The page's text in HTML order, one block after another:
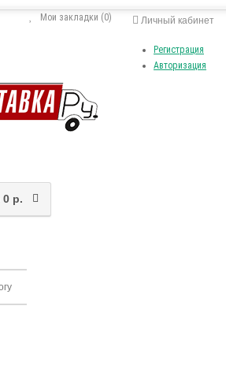
Личный кабинет
Регистрация
Авторизация
Мои закладки (0)
0 р.